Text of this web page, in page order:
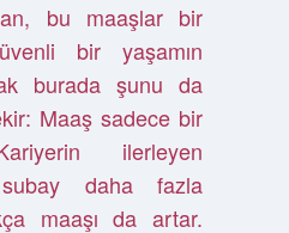
bu maaşlar bir
bir yaşamın
burada şunu da
Maaş sadece bir
ilerleyen
daha fazla
maaşı da artar.